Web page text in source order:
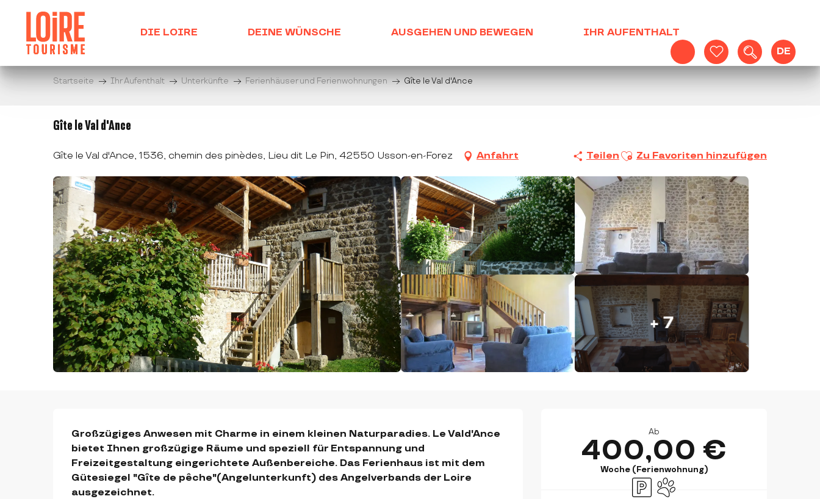
contenu
principal
Voir les favoris
Suche
DE
DIE LOIRE DEINE WÜNSCHE AUSGEHEN UND BEWEGEN IHR AUFENTHALT
Startseite Ihr Aufenthalt Unterkünfte Ferienhäuser und Ferienwohnungen Gîte le Val d'Ance
Gîte le Val d'Ance
Gîte le Val d'Ance, 1536, chemin des pinèdes, Lieu dit Le Pin, 42550 Usson-en-Forez Anfahrt Teilen Ajouter aux favoris
Zu Favoriten hinzufügen
+ 7
ÖFFNUNGSZEITEN &
Ab
400,00 €
Woche (Ferienwohnung)
ParkplatzTiere erlaubt
BESCHREIBUNG
Großzügiges Anwesen mit Charme in einem kleinen Naturparadies. Le Vald'Ance
bietet Ihnen großzügige Räume und speziell für Entspannung und
Freizeitgestaltung eingerichtete Außenbereiche. Das Ferienhaus ist mit dem
Gütesiegel "Gîte de pêche"(Angelunterkunft) des Angelverbands der Loire
ausgezeichnet.